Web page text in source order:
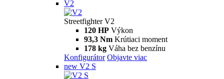
V2
Streetfighter V2
120 HP Výkon
93,3 Nm Krútiaci moment
178 kg Váha bez benzínu
Konfigurátor Objavte viac
new V2 S